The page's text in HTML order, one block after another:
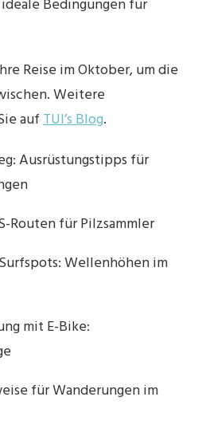
Bedingungen für
Reise im Oktober, um die
Weitere
aufTUI’s Blog.
Ausrüstungstipps für
Routen für Pilzsammler
Wellenhöhen im
mit E-Bike:
für Wanderungen im